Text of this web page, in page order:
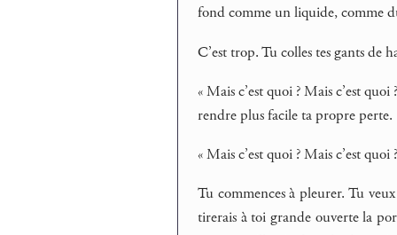
fond comme un liquide, comme
C’est trop. Tu colles tes gants de
« Mais c’est quoi ? Mais c’est
rendre plus facile ta propre perte.
« Mais c’est quoi ? Mais c’est
Tu commences à pleurer. Tu
tirerais à toi grande ouverte la